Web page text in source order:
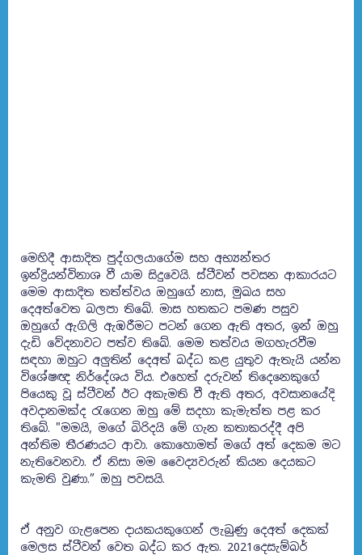
මෙහිදී ආසාදිත පුද්ගලයාගේම සහ අභ්‍යන්තර
ඉන්ද්‍රියන්විනාශ වී යාම සිදුවෙයි. ස්ටීවන් පවසන ආකාරයට
මෙම ආසාදිත තත්ත්වය ඔහුගේ නාස, මුඛය සහ
දෙඅත්වෙත බලපා තිබේ. මාස හතකට පමණ පසුව
ඔහුගේ ඇගිලි ඇඹරීමට පටන් ගෙන ඇති අතර, ඉන් ඔහු
දැඩි වේදනාවට පත්ව තිබේ. මෙම තත්වය මගහැරවීම
සඳහා ඔහුට අලුතින් දෙඅත් බද්ධ කළ යුතුව ඇතැයි යන්න
විශේෂඥ නිර්දේශය විය. එහෙත් දරුවන් තිදෙනෙකුගේ
පියෙකු වූ ස්ටීවන් ඊට අකැමති වී ඇති අතර, අවසානයේදි
අවදානමක්ද රැගෙන ඔහු මේ සදහා කැමැත්ත පළ කර
තිබේ. "මමයි, මගේ බිරිදයි මේ ගැන කතාකරද්දී අපි
අන්තිම තීරණයට ආවා. කොහොමත් මගේ අත් දෙකම මට
නැතිවෙනවා. ඒ නිසා මම වෛද්‍යවරුන් කියන දෙයකට
කැමති වුණා.” ඔහු පවසයි.
ඒ අනුව ගැළපෙන දායකයකුගෙන් ලැබුණු දෙඅත් දෙකක්
මෙලස ස්ටීවන් වෙත බද්ධ කර ඇත. 2021දෙසැම්බර්